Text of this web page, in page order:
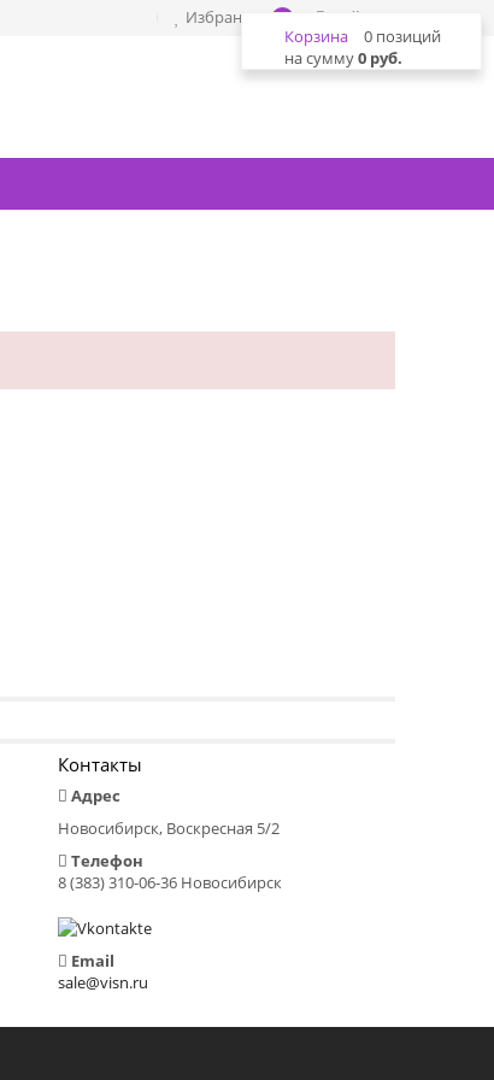
Войти
Избранное 0
Корзина
0 позиций
на сумму0 руб.
Контакты
Адрес
Новосибирск, Воскресная 5/2
Телефон
8 (383) 310-06-36 Новосибирск
Email
sale@visn.ru